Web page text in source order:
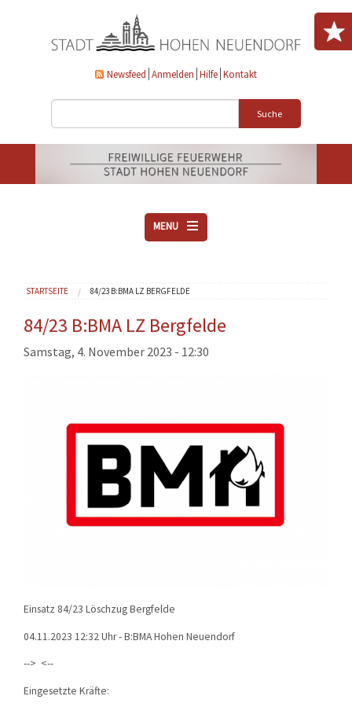
Newsfeed Anmelden Hilfe Kontakt
Suche
MENU
VEREINE
AKTUELLES
DOWNLOADS
EINSÄTZE
Sie sind hier
STARTSEITE 84/23 B:BMA LZ BERGFELDE
84/23 B:BMA LZ Bergfelde
Samstag, 4. November 2023 - 12:30
Einsatz 84/23 Löschzug Bergfelde
04.11.2023 12:32 Uhr - B:BMA Hohen Neuendorf
--> <--
Eingesetzte Kräfte: